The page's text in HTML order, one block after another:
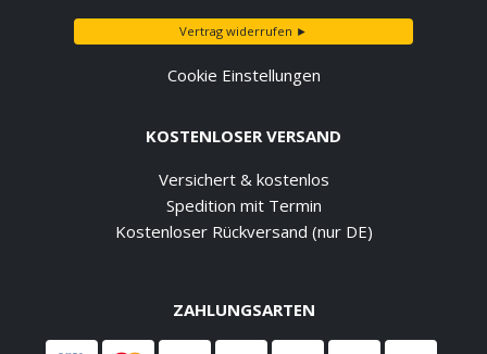
Vertrag widerrufen ►
Cookie Einstellungen
KOSTENLOSER VERSAND
Versichert & kostenlos
Spedition mit Termin
Kostenloser Rückversand (nur DE)
ZAHLUNGSARTEN